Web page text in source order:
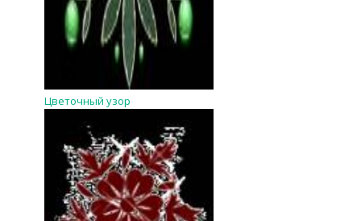
Цветочный узор